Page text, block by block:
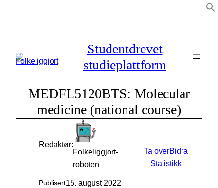
Studentdrevet
studieplattform
MEDFL5120BTS: Molecular
medicine (national course)
Redaktør:
Folkeliggjort-
roboten
Publisert15. august 2022
Ta overBidra
Statistikk